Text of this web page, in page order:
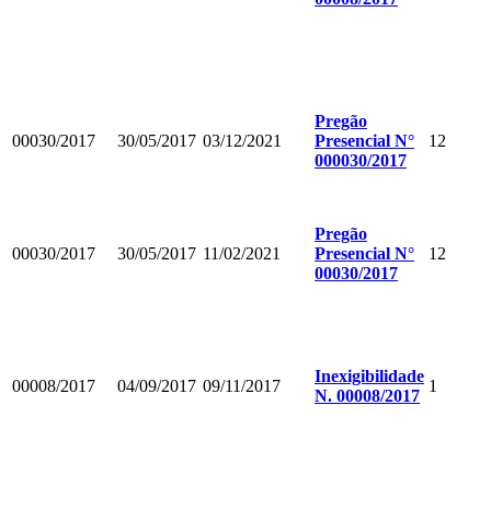
00030/2017 30/05/2017 03/12/2021
Pregão
Presencial N°
000030/2017
12
00030/2017 30/05/2017 11/02/2021
Pregão
Presencial N°
00030/2017
12
00008/2017 04/09/2017 09/11/2017
Inexigibilidade
N. 00008/2017
1